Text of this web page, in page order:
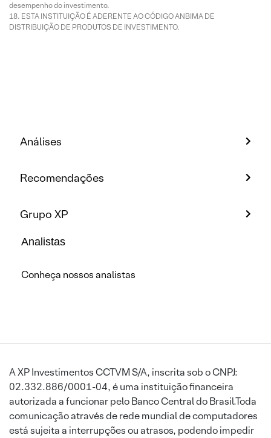
desempenho do investimento.
ESTA INSTITUIÇÃO É ADERENTE AO CÓDIGO ANBIMA DE
DISTRIBUIÇÃO DE PRODUTOS DE INVESTIMENTO.
Análises
Recomendações
Grupo XP
Analistas
Conheça nossos analistas
A XP Investimentos CCTVM S/A, inscrita sob o CNPJ:
02.332.886/0001-04, é uma instituição financeira
autorizada a funcionar pelo Banco Central do Brasil.Toda
comunicação através de rede mundial de computadores
está sujeita a interrupções ou atrasos, podendo impedir